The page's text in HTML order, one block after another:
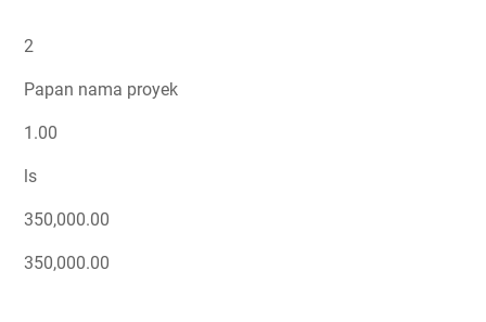
2
Papan nama proyek
1.00
ls
350,000.00
350,000.00